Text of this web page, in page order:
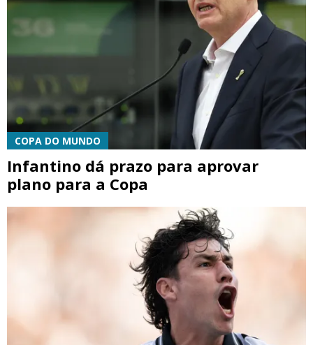
COPA DO MUNDO
Infantino dá prazo para aprovar
plano para a Copa